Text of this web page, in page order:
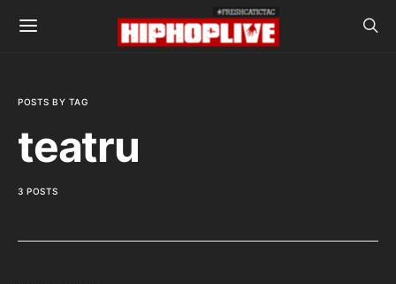
POSTS BY TAG
teatru
3 POSTS